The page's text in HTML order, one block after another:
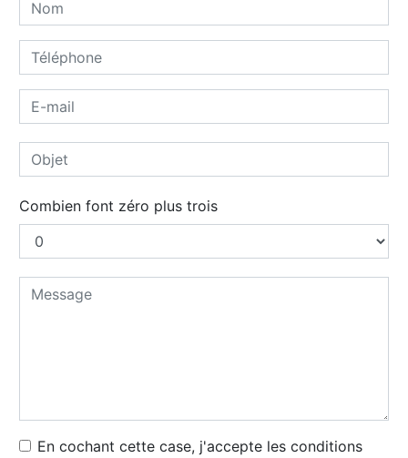
Combien font zéro plus trois
En cochant cette case, j'accepte les conditions